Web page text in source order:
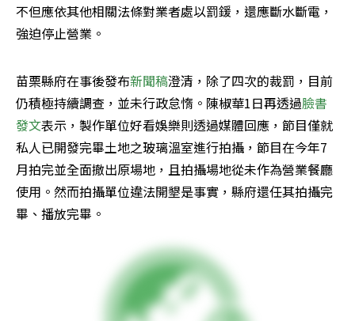
不但應依其他相關法條對業者處以罰鍰，還應斷水斷電，
強迫停止營業。
苗栗縣府在事後發布新聞稿澄清，除了四次的裁罰，目前
仍積極持續調查，並未行政怠惰。陳椒華1日再透過臉書
發文表示，製作單位好看娛樂則透過媒體回應，節目僅就
私人已開發完畢土地之玻璃溫室進行拍攝，節目在今年7
月拍完並全面撤出原場地，且拍攝場地從未作為營業餐廳
使用。然而拍攝單位違法開墾是事實，縣府還任其拍攝完
畢、播放完畢。